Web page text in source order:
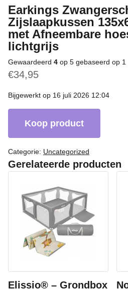
Earkings
Zijslaapkussen
met Afneembare
lichtgrijs
Gewaardeerd 4 op 5 gebaseerd op 1
€34,95
Bijgewerkt op 16 juli 2026 12:04
Koop product
Categorie: Uncategorized
Gerelateerde producten
Elissio® – Grondbox